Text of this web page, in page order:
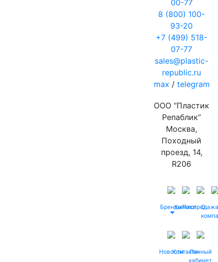
00-77
8 (800) 100-
93-20
+7 (499) 518-
07-77
sales@plastic-
republic.ru
max / telegram
ООО “Пластик
Репаблик”
Москва,
Походный
проезд, 14,
R206
БрендыКаталог
Распродажа
О
НовостиКонтактыЛичный
кабинет